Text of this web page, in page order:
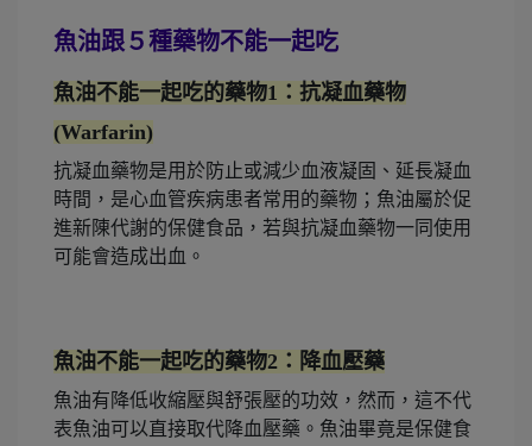
魚油跟５種藥物不能一起吃
魚油不能一起吃的藥物1：抗凝血藥物
(Warfarin)
抗凝血藥物是用於防止或減少血液凝固、延長凝血
時間，是心血管疾病患者常用的藥物；魚油屬於促
進新陳代謝的保健食品，若與抗凝血藥物一同使用
可能會造成出血。
魚油不能一起吃的藥物2：降血壓藥
魚油有降低收縮壓與舒張壓的功效，然而，這不代
表魚油可以直接取代降血壓藥。魚油畢竟是保健食